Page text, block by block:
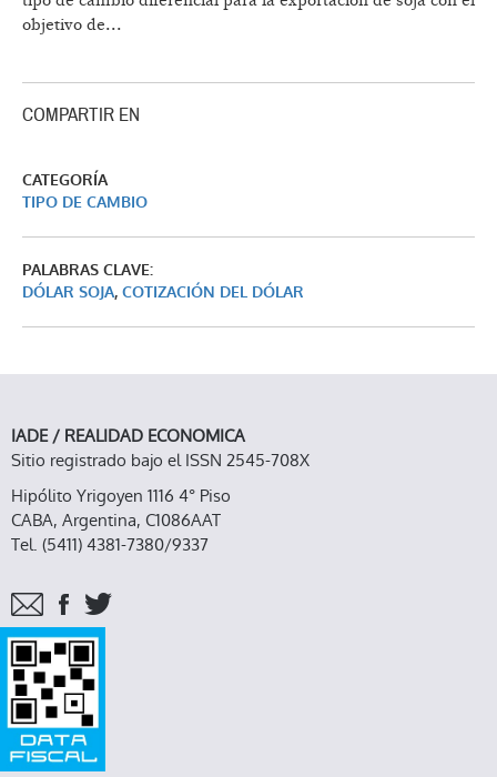
objetivo de...
COMPARTIR EN
CATEGORÍA
TIPO DE CAMBIO
PALABRAS CLAVE:
DÓLAR SOJA, COTIZACIÓN DEL DÓLAR
IADE / REALIDAD ECONOMICA
Sitio registrado bajo el ISSN 2545-708X
Hipólito Yrigoyen 1116 4° Piso
CABA, Argentina, C1086AAT
Tel. (5411) 4381-7380/9337